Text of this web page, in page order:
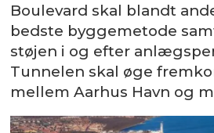
Boulevard skal blandt
bedste byggemetode
støjen i og efter
Tunnelen skal øge
mellem Aarhus Havn og